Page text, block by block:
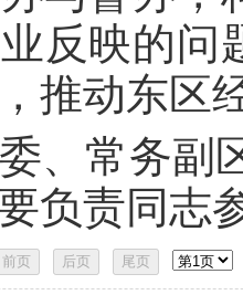
反映的问
推动东区
常务副区
负责同志